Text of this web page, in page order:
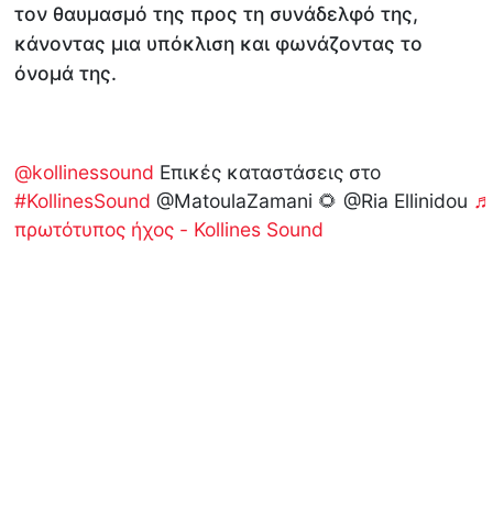
τον θαυμασμό της προς τη συνάδελφό της,
κάνοντας μια υπόκλιση και φωνάζοντας το
όνομά της.
@kollinessound Επικές καταστάσεις στο
#KollinesSound @MatoulaZamani 🌻 @Ria Ellinidou ♬
πρωτότυπος ήχος - Kollines Sound